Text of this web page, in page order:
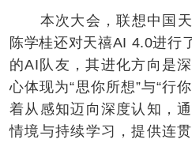
本次大会，联想中国天
陈学桂还对天禧AI 4.0进行
的AI队友，其进化方向是
心体现为“思你所想”与“行
着从感知迈向深度认知，
情境与持续学习，提供连